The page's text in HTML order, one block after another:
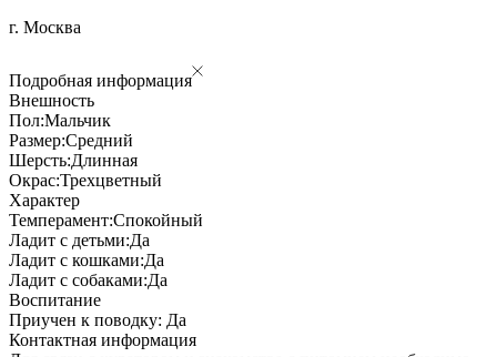
г. Москва
Подробная информация
Внешность
Пол:Мальчик
Размер:Средний
Шерсть:Длинная
Окрас:Трехцветный
Характер
Темперамент:Спокойный
Ладит с детьми:Да
Ладит с кошками:Да
Ладит с собаками:Да
Воспитание
Приучен к поводку: Да
Контактная информация